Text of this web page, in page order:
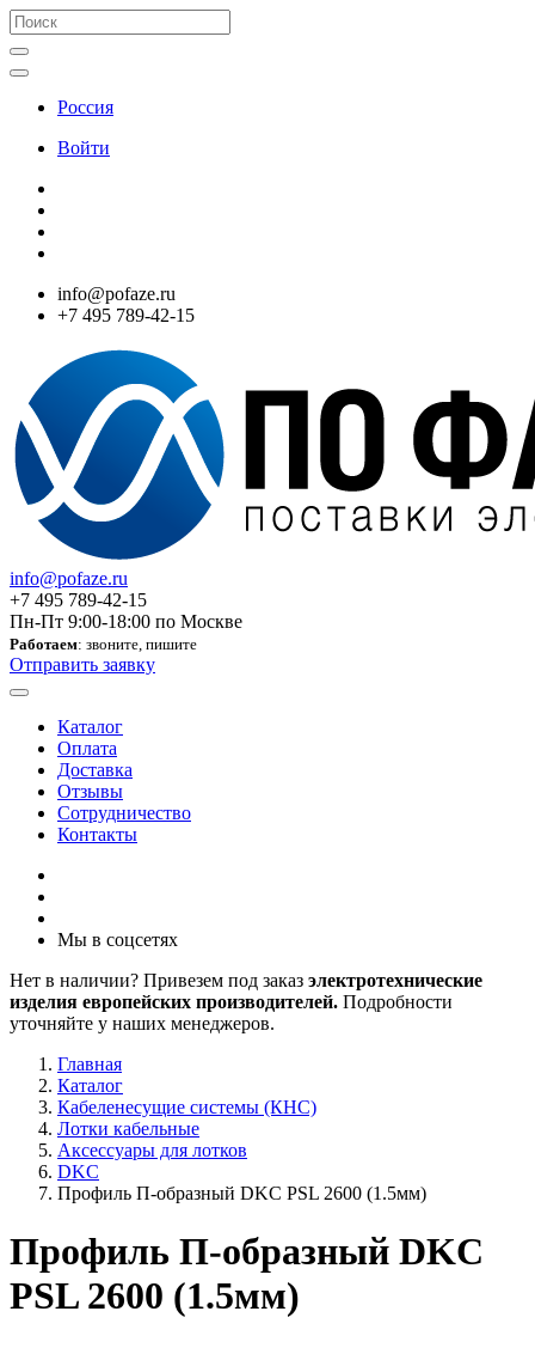
Россия
Войти
info@pofaze.ru
+7 495 789-42-15
info@pofaze.ru
+7 495 789-42-15
Пн-Пт 9:00-18:00 по Москве
Работаем: звоните, пишите
Отправить заявку
Каталог
Оплата
Доставка
Отзывы
Сотрудничество
Контакты
Мы в соцсетях
Нет в наличии? Привезем под заказ электротехнические
изделия европейских производителей. Подробности
уточняйте у наших менеджеров.
Главная
Каталог
Кабеленесущие системы (КНС)
Лотки кабельные
Аксессуары для лотков
DKC
Профиль П-образный DKC PSL 2600 (1.5мм)
Профиль П-образный DKC
PSL 2600 (1.5мм)